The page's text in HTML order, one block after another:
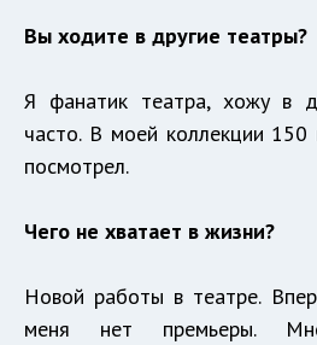
Вы ходите в другие театры?
Я фанатик театра, хожу в
часто. В моей коллекции 150
посмотрел.
Чего не хватает в жизни?
Новой работы в театре.
меня нет премьеры.